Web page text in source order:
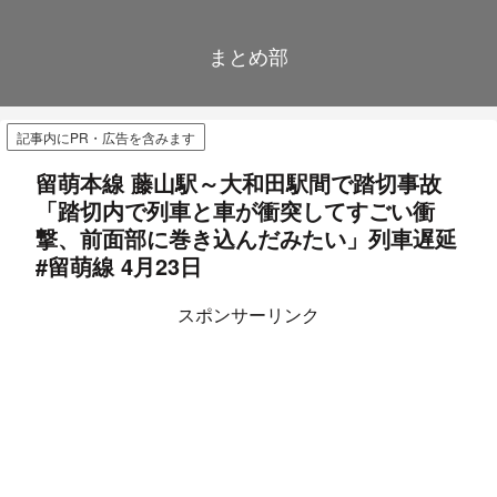
まとめ部
記事内にPR・広告を含みます
留萌本線 藤山駅～大和田駅間で踏切事故
「踏切内で列車と車が衝突してすごい衝
撃、前面部に巻き込んだみたい」列車遅延
#留萌線 4月23日
スポンサーリンク